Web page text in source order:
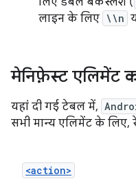
लाइन के लिए \\n
मेनिफ़ेस्ट एलिमेंट
यहां दी गई टेबल में,
सभी मान्य एलिमेंट के
<action>